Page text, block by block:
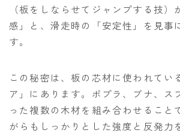
（板をしならせてジャンプする技
感」と、滑走時の「安定性」を見事
す。
この秘密は、板の芯材に使われてい
ア」にあります。ポプラ、ブナ、ス
った複数の木材を組み合わせること
がらもしっかりとした強度と反発力